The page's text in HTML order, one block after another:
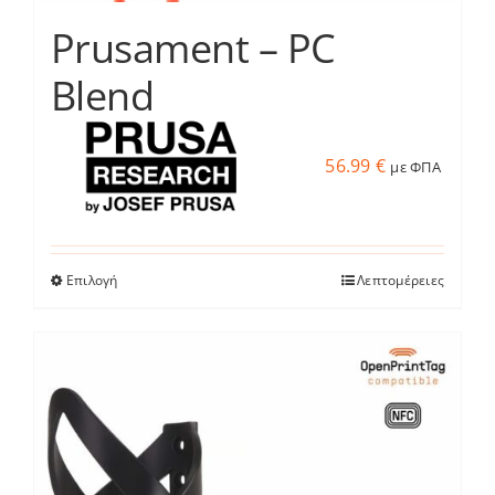
Prusament – PC
Blend
56.99 € με ΦΠΑ
ΕπιλογήΑυτό
παραλλαγές.
Οι
Λεπτομέρειες